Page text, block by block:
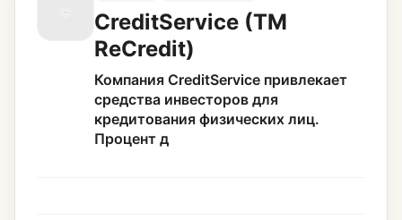
CreditService (TM
ReCredit)
Компания CreditService привлекает
средства инвесторов для
кредитования физических лиц.
Процент д